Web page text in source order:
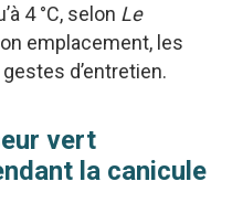
4 °C, selon Le
emplacement, les
d’entretien.
vert
la canicule